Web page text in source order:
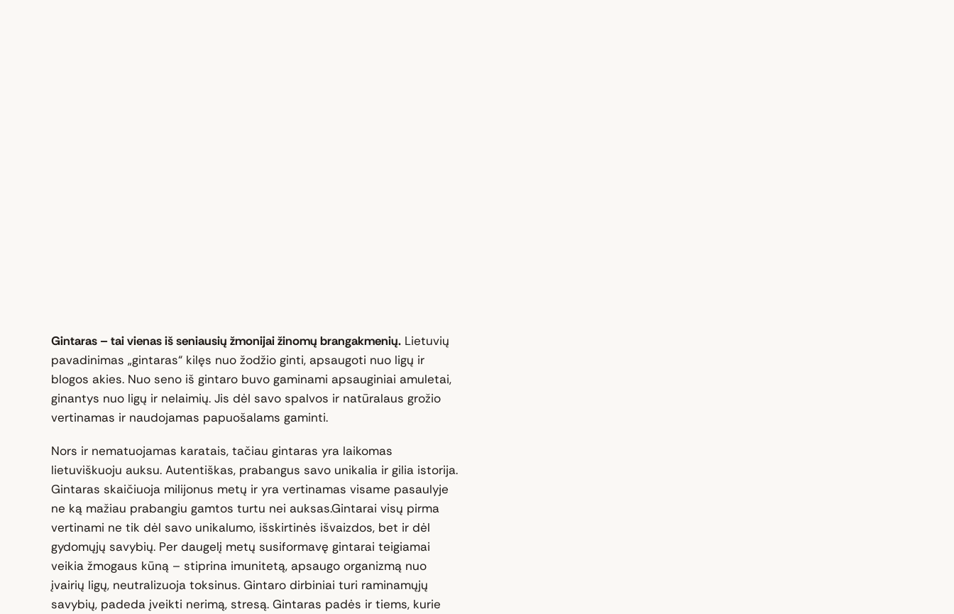
Gintaras – tai vienas iš seniausių žmonijai žinomų brangakmenių.Lietuvių
pavadinimas „gintaras“ kilęs nuo žodžio ginti, apsaugoti nuo ligų ir
blogos akies. Nuo seno iš gintaro buvo gaminami apsauginiai amuletai,
ginantys nuo ligų ir nelaimių. Jis dėl savo spalvos ir natūralaus grožio
vertinamas ir naudojamas papuošalams gaminti.
Nors ir nematuojamas karatais, tačiau gintaras yra laikomas
lietuviškuoju auksu. Autentiškas, prabangus savo unikalia ir gilia istorija.
Gintaras skaičiuoja milijonus metų ir yra vertinamas visame pasaulyje
ne ką mažiau prabangiu gamtos turtu nei auksas.Gintarai visų pirma
vertinami ne tik dėl savo unikalumo, išskirtinės išvaizdos, bet ir dėl
gydomųjų savybių. Per daugelį metų susiformavę gintarai teigiamai
veikia žmogaus kūną – stiprina imunitetą, apsaugo organizmą nuo
įvairių ligų, neutralizuoja toksinus. Gintaro dirbiniai turi raminamųjų
savybių, padeda įveikti nerimą, stresą. Gintaras padės ir tiems, kurie